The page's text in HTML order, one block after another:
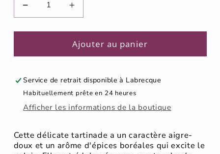
Réduire
la
quantité
Tartinade
camerises
sans
ajouté
Augmenter
la
quantité
de
Tartinade
camerises
sans
sucre
ajouté
Ajouter au panier
Service de retrait disponible à Labrecque
Habituellement prête en 24 heures
Afficher les informations de la boutique
Cette délicate tartinade a un caractère aigre-
doux et un arôme d'épices boréales qui excite le